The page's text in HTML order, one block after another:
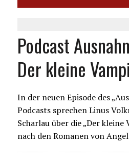
Podcast
Der kleine
In der neuen Episode des
Podcasts sprechen Linus
Scharlau über die „Der
nach den Romanen von